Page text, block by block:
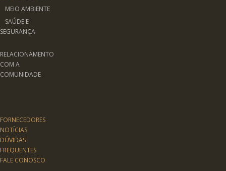
MEIO AMBIENTE
SAÚDE E
SEGURANÇA
RELACIONAMENTO
COM A
COMUNIDADE
FORNECEDORES
NOTÍCIAS
DÚVIDAS
FREQUENTES
FALE CONOSCO